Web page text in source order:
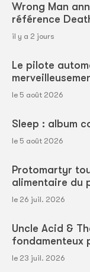
Wrong Man
référence
il y a 2 jours
Le pilote
le 5 août 2026
Sleep : album
le 5 août 2026
Protomartyr
alimentaire du
le 26 juil. 2026
Uncle Acid &
fondamenteux
le 23 juil. 2026